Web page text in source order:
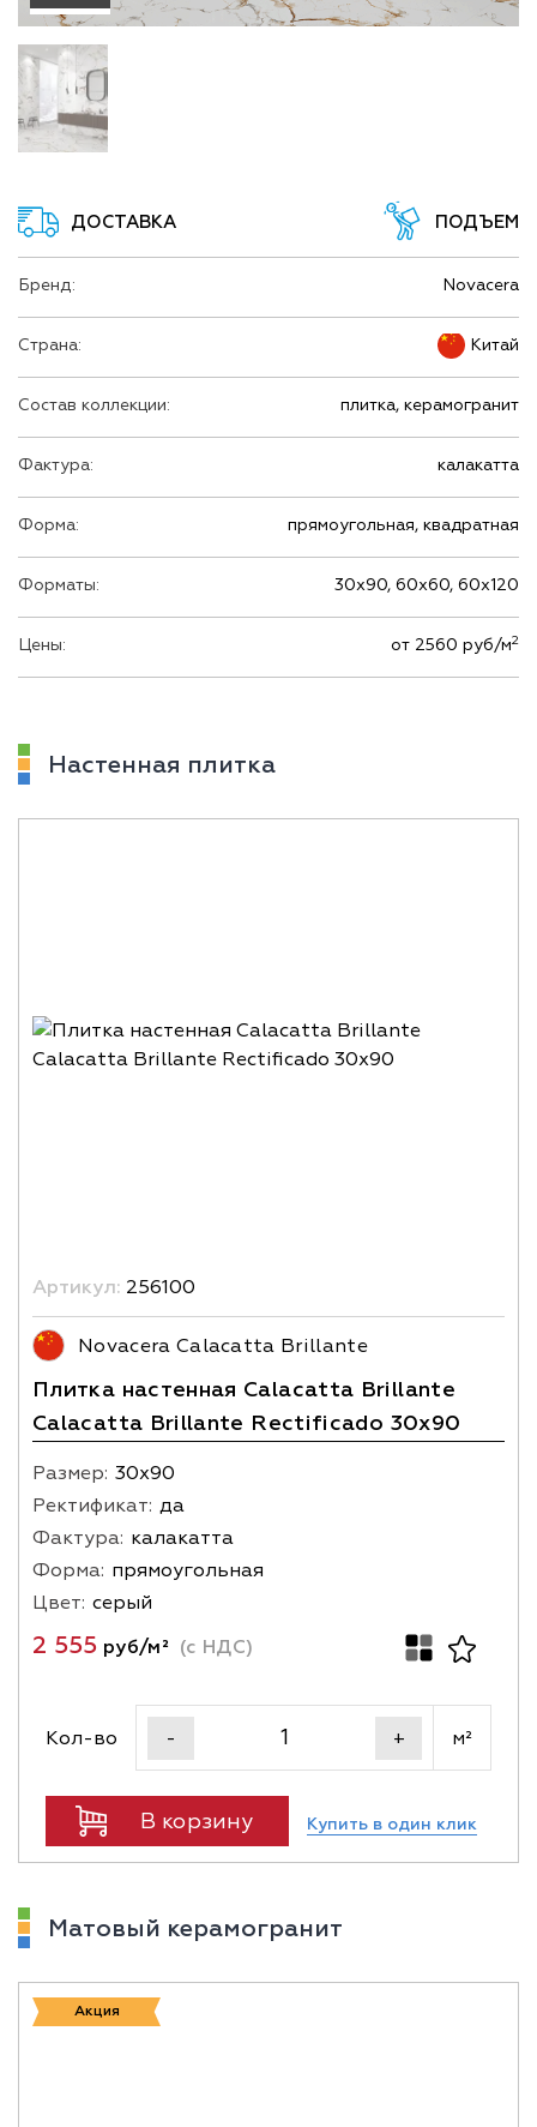
ДОСТАВКА ПОДЪЕМ
Бренд: Novacera
Страна: Китай
Состав коллекции: плитка, керамогранит
Фактура: калакатта
Форма: прямоугольная, квадратная
Форматы: 30х90, 60х60, 60х120
Цены: от 2560 руб/м2
Настенная плитка
Артикул: 256100
Novacera Calacatta Brillante
Плитка настенная Calacatta Brillante
Calacatta Brillante Rectificado 30х90
Размер: 30х90
Ректификат: да
Фактура: калакатта
Форма: прямоугольная
Цвет: серый
2 555 руб/м² (с НДС)
Кол-во - + м²
В корзину Купить в один клик
Матовый керамогранит
Акция